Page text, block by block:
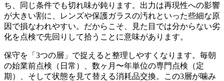
ち、同じ条件でも切れ味が鈍ります。出力は再現性への影響
が大きい割に、レンズや保護ガラスの汚れといった些細な原
因で損なわれやすい。だからこそ、見た目では分からない劣
化を点検で先回りして拾うことに意味があります。
保守を「3つの層」で捉えると整理しやすくなります。毎朝
の始業前点検（日常）、数ヶ月〜年単位の専門点検（定
期）、そして状態を見て替える消耗品交換。この3層が噛み